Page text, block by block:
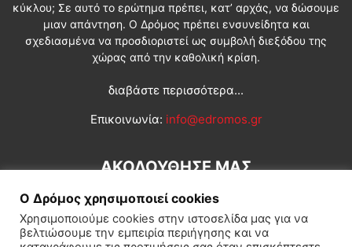
κύκλου; Σε αυτό το ερώτημα πρέπει, κατ’ αρχάς, να δώσουμε
μιαν απάντηση. Ο Δρόμος πρέπει ενσυνείδητα και
σχεδιασμένα να προσδιοριστεί ως συμβολή διεξόδου της
χώρας από την καθολική κρίση.
διαβάστε περισσότερα...
Επικοινωνία: info@edromos.gr
ΑΚΟΛΟΥΘΗΣΕ ΜΑΣ
Ο Δρόμος χρησιμοποιεί cookies
Χρησιμοποιούμε cookies στην ιστοσελίδα μας για να
βελτιώσουμε την εμπειρία περιήγησης και να